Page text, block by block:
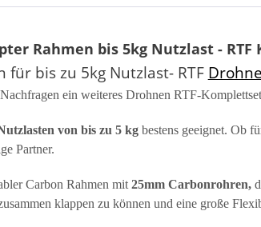
Rahmen bis 5kg Nutzlast -
für bis zu 5kg Nutzlast- RTF Drohne
ein weiteres Drohnen RTF-
von bis zu 5 kg bestens geeignet. Ob
Partner.
Carbon Rahmen mit 25mm Carbonrohren,
klappen zu können und eine große